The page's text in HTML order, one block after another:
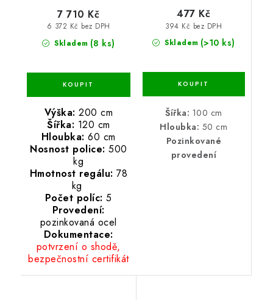
Skladem (8 ks)
6 372 Kč bez DPH
7 710 Kč
Výška: 200 cm
Šířka: 120 cm
Hloubka:60 cm
Nosnost police: 500
kg
Hmotnost regálu: 78
kg
Počet políc: 5
Provedení:
pozinkovaná ocel
Dokumentace:
potvrzení o shodě,
bezpečnostní certifikát
Skladem (>10 ks)
394 Kč bez DPH
477 Kč
Šířka: 100 cm
Hloubka: 50 cm
Pozinkované
provedení